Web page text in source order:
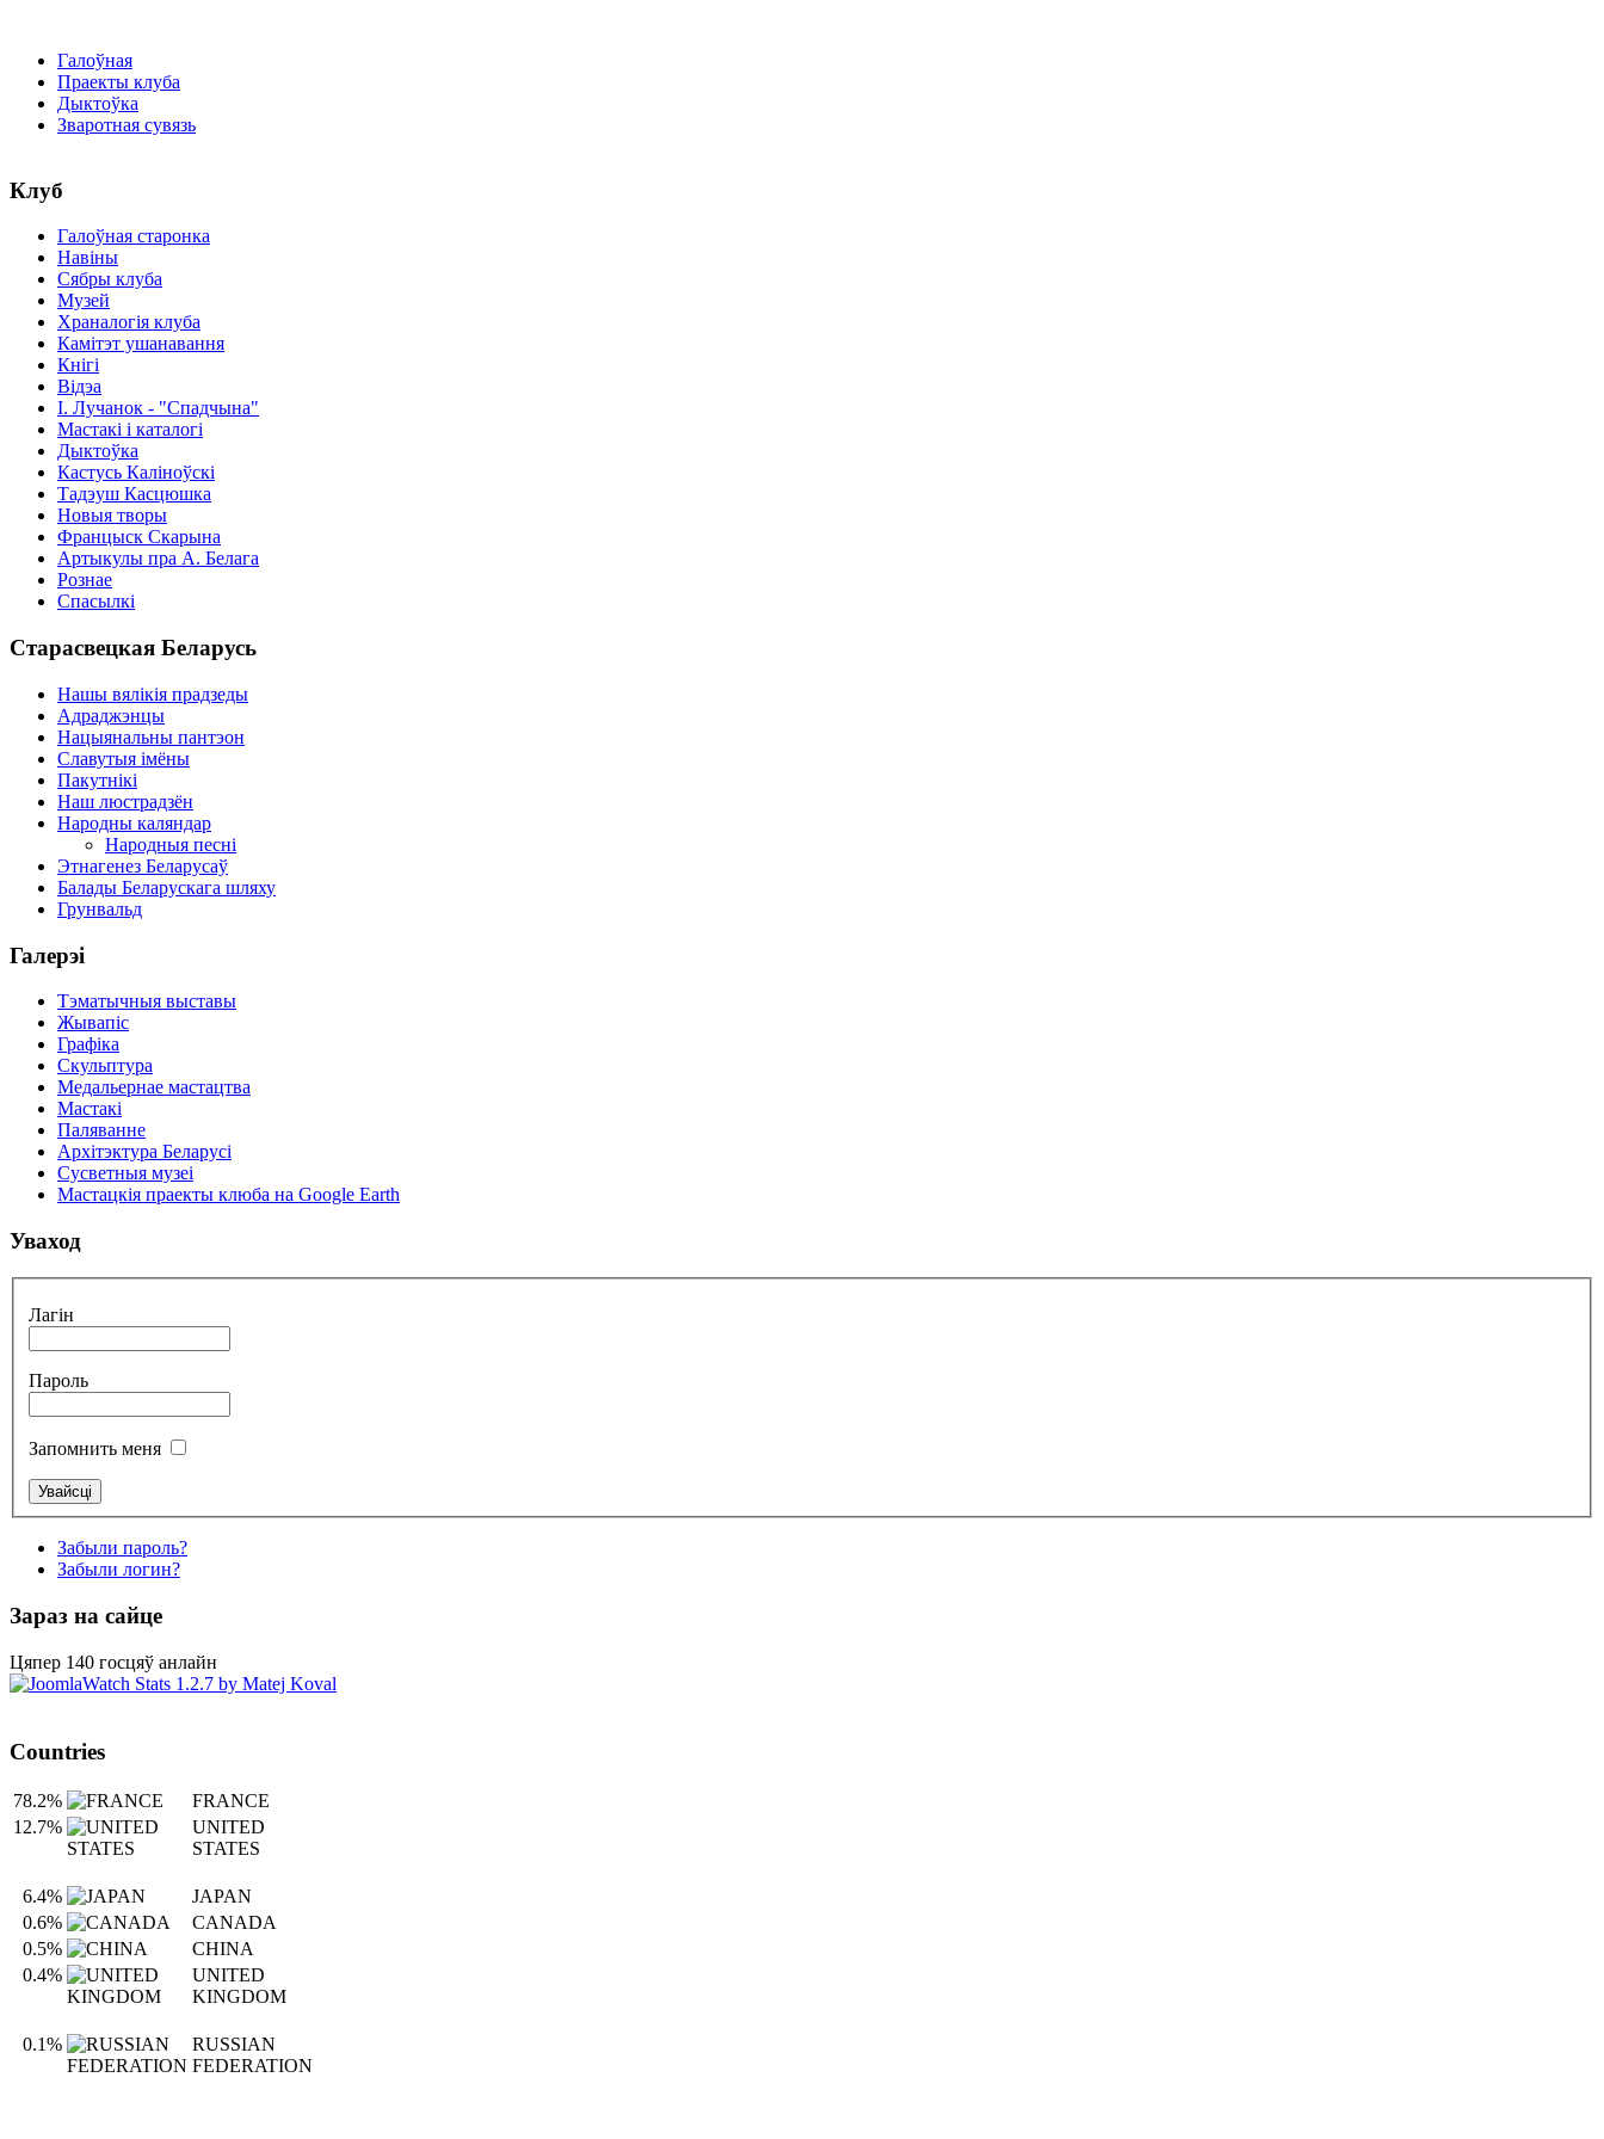
Галоўная
Праекты клуба
Дыктоўка
Зваротная сувязь
Клуб
Галоўная старонка
Навіны
Сябры клуба
Музей
Храналогія клуба
Камітэт ушанавання
Кнігі
Відэа
І. Лучанок - "Спадчына"
Мастакі i каталогi
Дыктоўка
Кастусь Каліноўскі
Тадэуш Касцюшка
Новыя творы
Францыск Скарына
Артыкулы пра А. Белага
Рознае
Спасылкі
Старасвецкая Беларусь
Нашы вялікія прадзеды
Адраджэнцы
Нацыянальны пантэон
Славутыя імёны
Пакутнікі
Наш люстрадзён
Народны каляндар
Народныя песні
Этнагенез Беларусаў
Балады Беларускага шляху
Грунвальд
Галерэі
Тэматычныя выставы
Жывапіс
Графіка
Скульптура
Медальернае мастацтва
Мастакі
Паляванне
Архітэктура Беларусі
Сусветныя музеі
Мастацкія праекты клюба на Google Earth
Уваход
Лагін
Пароль
Запомнить меня
Забыли пароль?
Забыли логин?
Зараз на сайце
Цяпер 140 госцяў анлайн
Countries
78.2%
FRANCE
12.7%
UNITED
STATES
6.4%
JAPAN
0.6%
CANADA
0.5%
CHINA
0.4%
UNITED
KINGDOM
0.1%
RUSSIAN
FEDERATION